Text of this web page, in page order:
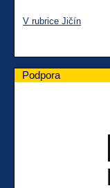
V rubrice Jičín
Podpora